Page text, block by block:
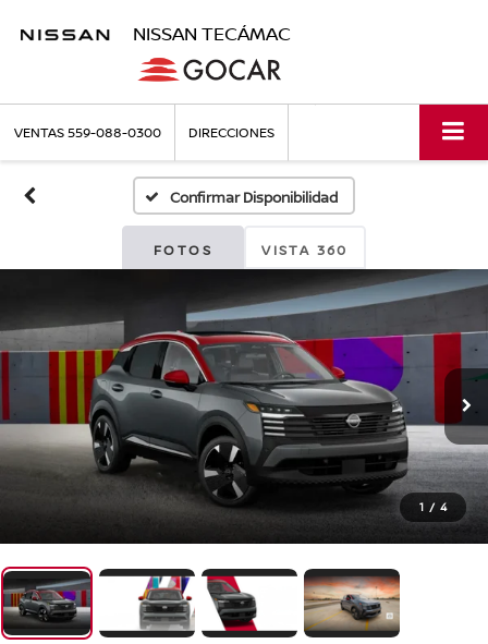
NISSAN TECÁMAC
VENTAS559-088-0300 DIRECCIONES
Confirmar Disponibilidad
FOTOS VISTA 360
1 / 4